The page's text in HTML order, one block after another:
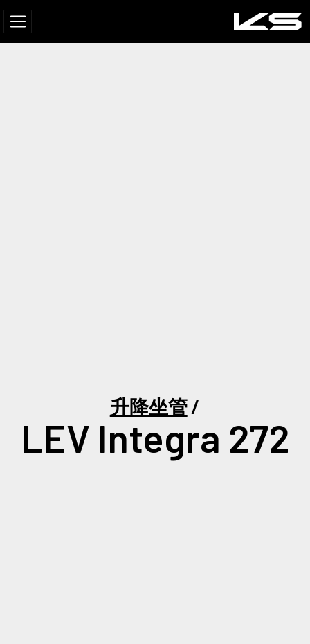
升降坐管
LEV Integra 272